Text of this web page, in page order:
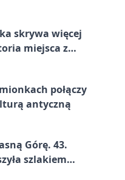
skrywa więcej
miejsca z
połączy
antyczną
Górę. 43.
szlakiem